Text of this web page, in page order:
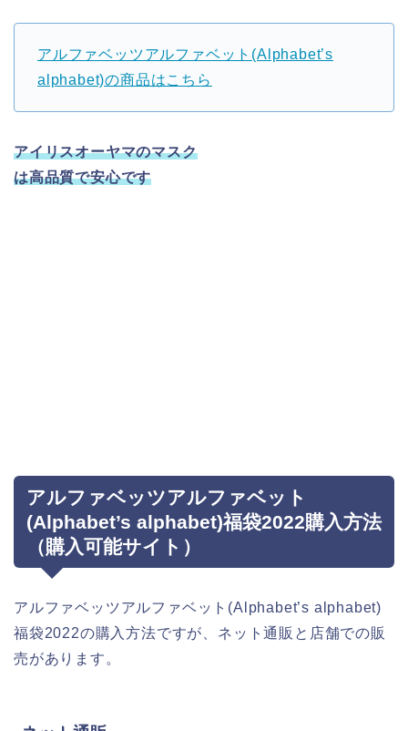
アルファベッツアルファベット(Alphabet’s
alphabet)の商品はこちら
アイリスオーヤマのマスク
は高品質で安心です
アルファベッツアルファベット
(Alphabet’s alphabet)福袋2022購入方法
（購入可能サイト）
アルファベッツアルファベット(Alphabet’s alphabet)
福袋2022の購入方法ですが、ネット通販と店舗での販
売があります。